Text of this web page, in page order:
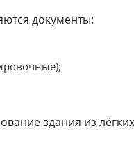
документы:
здания из